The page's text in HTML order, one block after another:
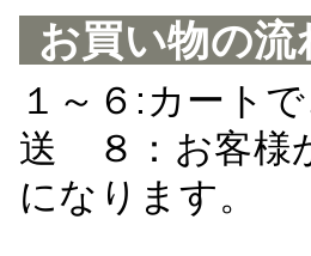
お買い物の流
１～６:カート
送 ８：お客様
になります。